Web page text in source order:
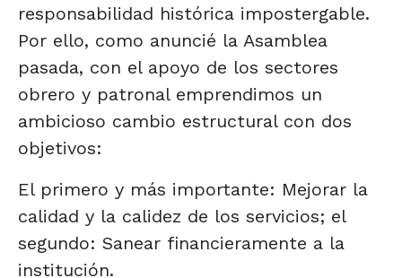
responsabilidad histórica impostergable.
Por ello, como anuncié la Asamblea
pasada, con el apoyo de los sectores
obrero y patronal emprendimos un
ambicioso cambio estructural con dos
objetivos:
El primero y más importante: Mejorar la
calidad y la calidez de los servicios; el
segundo: Sanear financieramente a la
institución.